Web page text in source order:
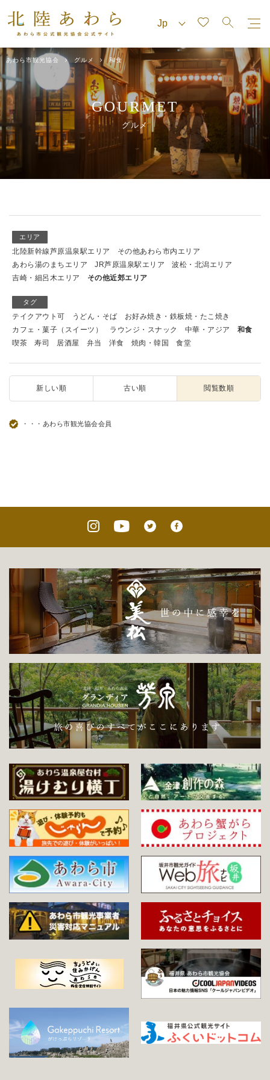
あわら市観光協会 グルメ 和食
GOURMET
グルメ
エリア
北陸新幹線芦原温泉駅エリア
その他あわら市内エリア
あわら湯のまちエリア
JR芦原温泉駅エリア
波松・北潟エリア
吉崎・細呂木エリア
その他近郊エリア
タグ
テイクアウト可 うどん・そば
お好み焼き・鉄板焼・たこ焼き
カフェ・菓子（スイーツ）
ラウンジ・スナック 中華・アジア
和食
喫茶
寿司 居酒屋 弁当 洋食 焼肉・韓国 食堂
新しい順 古い順 閲覧数順
・・・あわら市観光協会会員